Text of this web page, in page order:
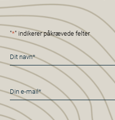
"*" indikerer påkrævede felter
Navn
*
E-
mail
*